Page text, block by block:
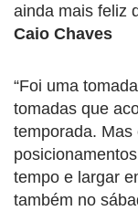
ainda mais feliz
Caio Chaves
“Foi uma
tomadas que
temporada.
tempo e largar
também no